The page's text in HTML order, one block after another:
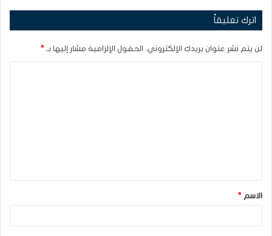
اترك تعليقاً
لن يتم نشر عنوان بريدك الإلكتروني. الحقول الإلزامية مشار إليها بـ *
ق
*
الاسم *